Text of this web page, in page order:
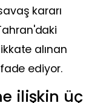
kararı
alınan
ediyor.
ilişkin üç